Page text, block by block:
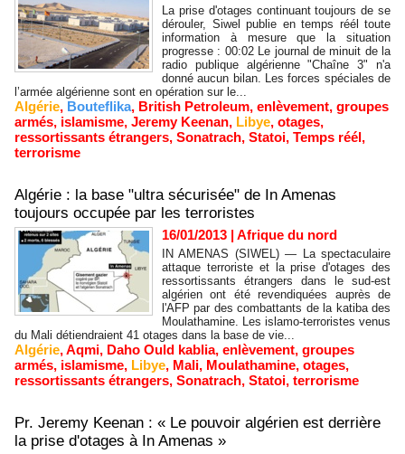
La prise d'otages continuant toujours de se
dérouler, Siwel publie en temps réél toute
information à mesure que la situation
progresse : 00:02 Le journal de minuit de la
radio publique algérienne "Chaîne 3" n'a
donné aucun bilan. Les forces spéciales de
l’armée algérienne sont en opération sur le...
Algérie, Bouteflika, British Petroleum, enlèvement, groupes
armés, islamisme, Jeremy Keenan, Libye, otages,
ressortissants étrangers, Sonatrach, Statoi, Temps réél,
terrorisme
Algérie : la base "ultra sécurisée" de In Amenas
toujours occupée par les terroristes
16/01/2013 | Afrique du nord
IN AMENAS (SIWEL) — La spectaculaire
attaque terroriste et la prise d'otages des
ressortissants étrangers dans le sud-est
algérien ont été revendiquées auprès de
l'AFP par des combattants de la katiba des
Moulathamine. Les islamo-terroristes venus
du Mali détiendraient 41 otages dans la base de vie...
Algérie,Aqmi, Daho Ould kablia, enlèvement, groupes
armés, islamisme, Libye, Mali, Moulathamine, otages,
ressortissants étrangers, Sonatrach, Statoi, terrorisme
Pr. Jeremy Keenan : « Le pouvoir algérien est derrière
la prise d'otages à In Amenas »